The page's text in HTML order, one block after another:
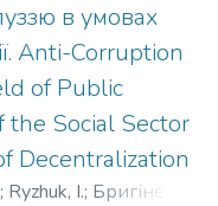
в умовах
Anti-Corruption
of Public
the Social Sector
Decentralization
; Ryzhuk, I.; Бригінець,